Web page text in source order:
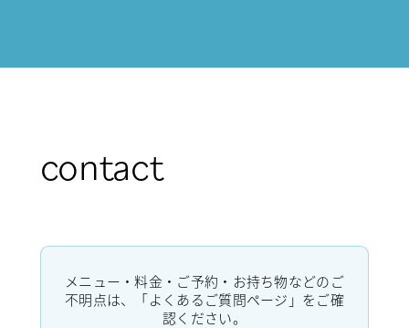
contact
メニュー・料金・ご予約・お持ち物などのご
不明点は、「よくあるご質問ページ」をご確
認ください。